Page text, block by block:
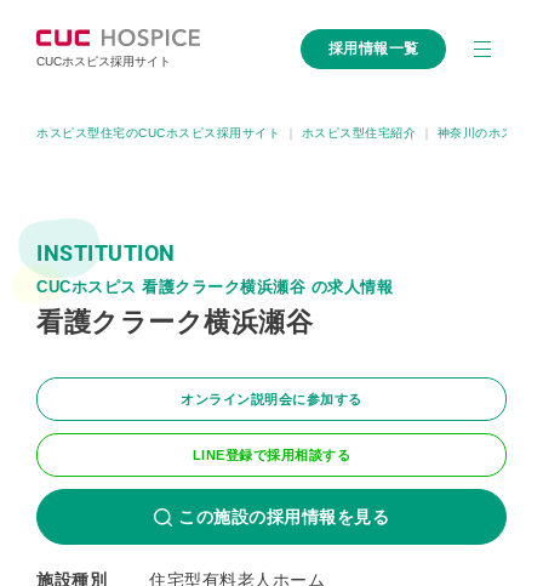
CUCホスピス採用サイト
採用情報一覧
ホスピス型住宅のCUCホスピス採用サイト ホスピス型住宅紹介 神奈川のホスピス
INSTITUTION
CUCホスピス 看護クラーク横浜瀬谷 の求人情報
看護クラーク横浜瀬谷
オンライン説明会に参加する
LINE登録で採用相談する
この施設の採用情報を見る
施設種別
住宅型有料老人ホーム